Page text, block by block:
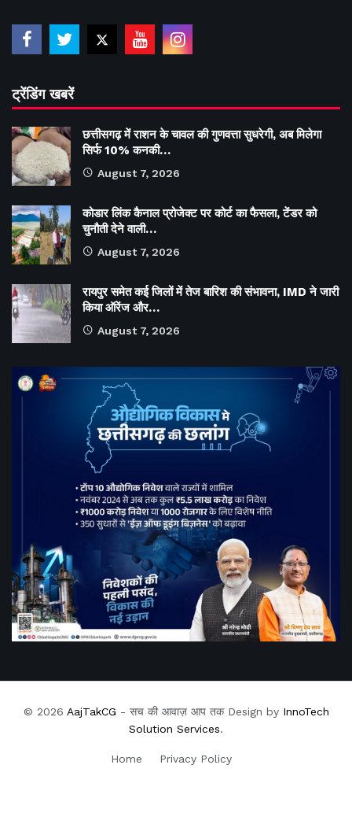
ट्रेंडिंग खबरें
छत्तीसगढ़ में राशन के चावल की गुणवत्ता सुधरेगी, अब मिलेगा
सिर्फ 10% कनकी…
August 7, 2026
कोडार लिंक कैनाल प्रोजेक्ट पर कोर्ट का फैसला, टेंडर को
चुनौती देने वाली…
August 7, 2026
रायपुर समेत कई जिलों में तेज बारिश की संभावना, IMD ने जारी
किया ऑरेंज और…
August 7, 2026
© 2026 AajTakCG - सच की आवाज़ आप तक Design by InnoTech
Solution Services.
Home Privacy Policy